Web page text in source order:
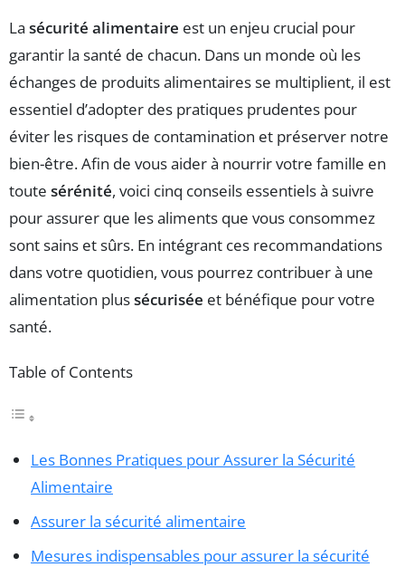
La sécurité alimentaire est un enjeu crucial pour
garantir la santé de chacun. Dans un monde où les
échanges de produits alimentaires se multiplient, il est
essentiel d’adopter des pratiques prudentes pour
éviter les risques de contamination et préserver notre
bien-être. Afin de vous aider à nourrir votre famille en
toute sérénité, voici cinq conseils essentiels à suivre
pour assurer que les aliments que vous consommez
sont sains et sûrs. En intégrant ces recommandations
dans votre quotidien, vous pourrez contribuer à une
alimentation plussécurisée et bénéfique pour votre
santé.
Table of Contents
Les Bonnes Pratiques pour Assurer la Sécurité
Alimentaire
Assurer la sécurité alimentaire
Mesures indispensables pour assurer la sécurité